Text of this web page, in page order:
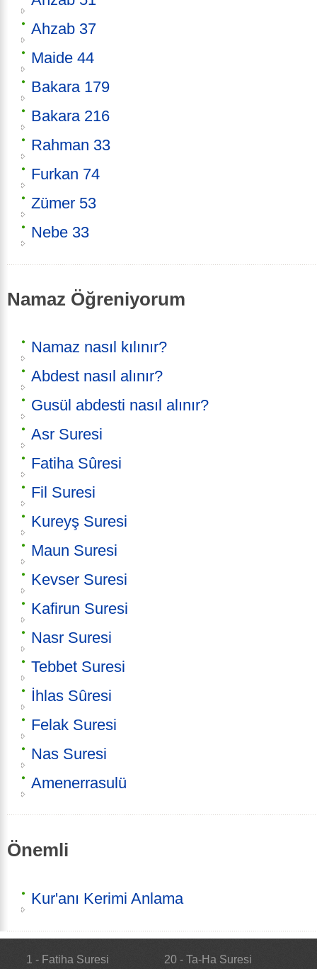
Ahzab 37
Maide 44
Bakara 179
Bakara 216
Rahman 33
Furkan 74
Zümer 53
Nebe 33
Namaz Öğreniyorum
Namaz nasıl kılınır?
Abdest nasıl alınır?
Gusül abdesti nasıl alınır?
Asr Suresi
Fatiha Sûresi
Fil Suresi
Kureyş Suresi
Maun Suresi
Kevser Suresi
Kafirun Suresi
Nasr Suresi
Tebbet Suresi
İhlas Sûresi
Felak Suresi
Nas Suresi
Amenerrasulü
Önemli
Kur'anı Kerimi Anlama
1 - Fatiha Suresi
20 - Ta-Ha Suresi